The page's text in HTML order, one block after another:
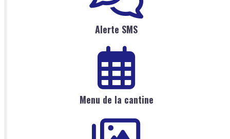
Alerte SMS
Menu de la cantine